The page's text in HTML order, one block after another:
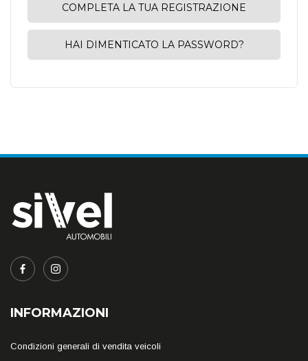
COMPLETA LA TUA REGISTRAZIONE
HAI DIMENTICATO LA PASSWORD?
INFORMAZIONI
Condizioni generali di vendita veicoli